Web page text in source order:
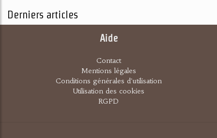
Derniers articles
Aide
Contact
Mentions légales
Conditions générales d'utilisation
Utilisation des cookies
RGPD